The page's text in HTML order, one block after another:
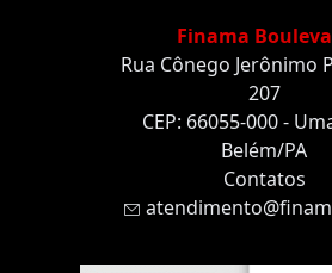
Finama
Rua Cônego Jerônimo
207
CEP: 66055-000 -
Belém/PA
Contatos